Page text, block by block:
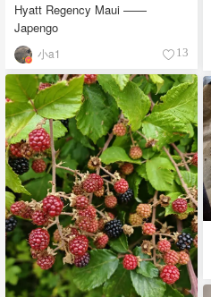
Hyatt Regency Maui ——
Japengo
小a1 13